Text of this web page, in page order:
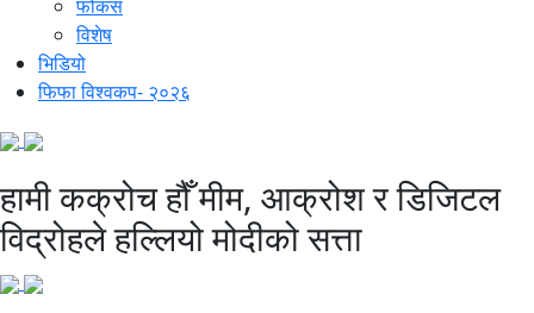
फोकस
विशेष
भिडियो
फिफा विश्वकप- २०२६
हामी कक्रोच हौँ मीम, आक्रोश र डिजिटल
विद्रोहले हल्लियो मोदीको सत्ता